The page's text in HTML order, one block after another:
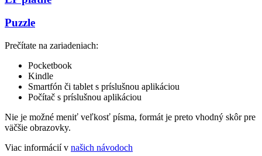
Puzzle
Prečítate na zariadeniach:
Pocketbook
Kindle
Smartfón či tablet s príslušnou aplikáciou
Počítač s príslušnou aplikáciou
Nie je možné meniť veľkosť písma, formát je preto vhodný skôr pre
väčšie obrazovky.
Viac informácií v našich návodoch